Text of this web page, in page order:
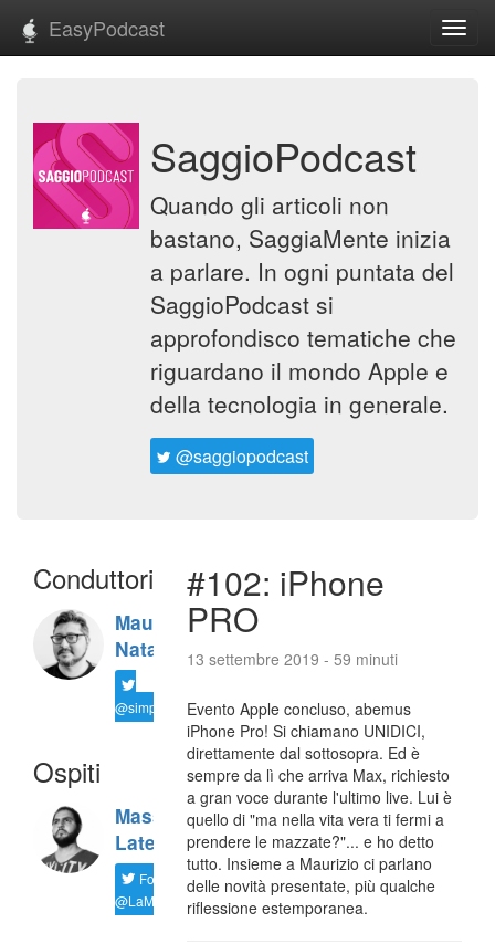
EasyPodcast
SaggioPodcast
Quando gli articoli non
bastano, SaggiaMente inizia
a parlare. In ogni puntata del
SaggioPodcast si
approfondisco tematiche che
riguardano il mondo Apple e
della tecnologia in generale.
@saggiopodcast
Conduttori
Maurizio
Natali
@simplemal
Ospiti
Massimiliano
Latella
Follow
@LaMaxImages
#102: iPhone
PRO
13 settembre 2019 - 59 minuti
Evento Apple concluso, abemus
iPhone Pro! Si chiamano UNIDICI,
direttamente dal sottosopra. Ed è
sempre da lì che arriva Max, richiesto
a gran voce durante l'ultimo live. Lui è
quello di "ma nella vita vera ti fermi a
prendere le mazzate?"... e ho detto
tutto. Insieme a Maurizio ci parlano
delle novità presentate, più qualche
riflessione estemporanea.